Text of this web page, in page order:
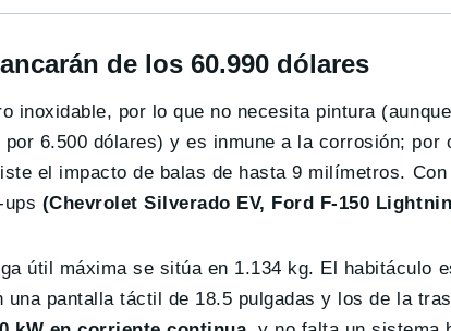
de los 60.990 dólares
por lo que no necesita pintura
6.500 dólares) y es inmune a la corrosión; por
el impacto de balas de hasta 9 milímetros. Con
(Chevrolet Silverado EV, Ford F-150
útil máxima se sitúa en 1.134 kg. El habitáculo
pantalla táctil de 18.5 pulgadas y los de la